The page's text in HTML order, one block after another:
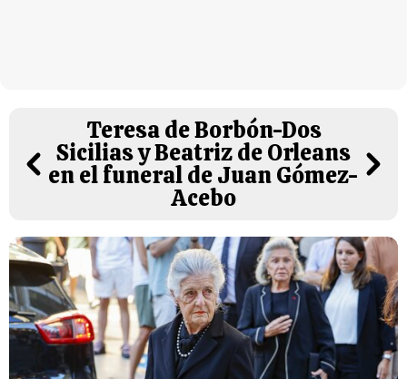
Teresa de Borbón-Dos
Sicilias y Beatriz de Orleans
en el funeral de Juan Gómez-
Acebo